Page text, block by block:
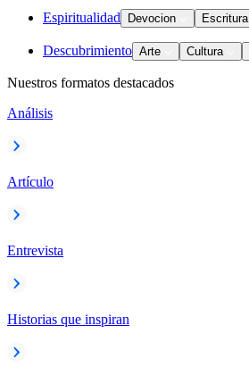
Espiritualidad Devocion Escritura
Descubrimiento Arte Cultura
Nuestros formatos destacados
Análisis
Artículo
Entrevista
Historias que inspiran